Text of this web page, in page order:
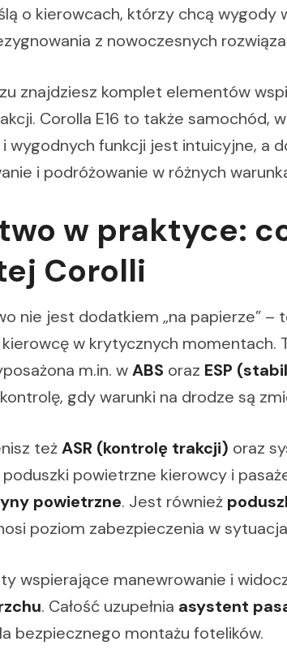
o kierowcach, którzy chcą wygody
z nowoczesnych
znajdziesz komplet elementów
Corolla E16 to także samochód,
wygodnych funkcji jest intuicyjne, a
i podróżowanie w różnych
w praktyce:
Corolli
nie jest dodatkiem „na papierze” –
w krytycznych momentach.
m.in. wABS oraz ESP
gdy warunki na drodze są
teżASR (kontrolę trakcji) oraz
powietrzne kierowcy i
powietrzne. Jest również
poziom zabezpieczenia w
wspierające manewrowanie i
. Całość uzupełnia asystent
bezpiecznego montażu fotelików.